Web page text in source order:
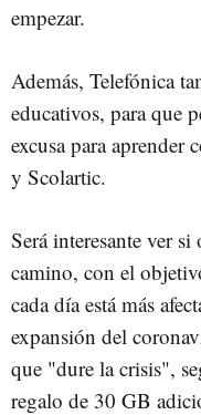
empezar.
Además, Telefónica
educativos, para que
excusa para aprender
y Scolartic.
Será interesante ver
camino, con el
cada día está más
expansión del
que "dure la crisis",
regalo de 30 GB